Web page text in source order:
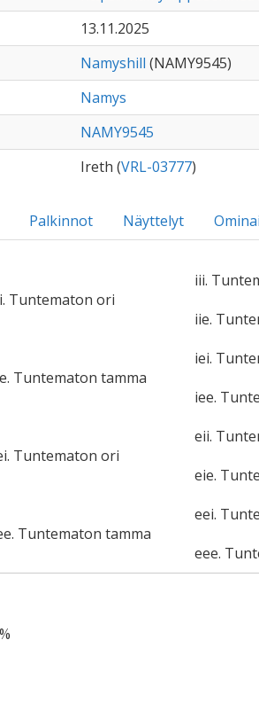
13.11.2025
Namyshill (NAMY9545)
Namys
NAMY9545
Ireth (VRL-03777)
Palkinnot Näyttelyt
Tuntematon ori
iii.
iie.
Tuntematon tamma
iei.
iee.
Tuntematon ori
eii.
eie.
Tuntematon tamma
eei.
eee.